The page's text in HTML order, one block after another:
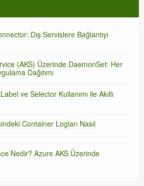
Dış Servislere Bağlantıyı
(AKS) Üzerinde DaemonSet: Her
Dağıtımı
ve Selector Kullanımı ile Akıllı
Container Logları Nasıl
Nedir? Azure AKS Üzerinde